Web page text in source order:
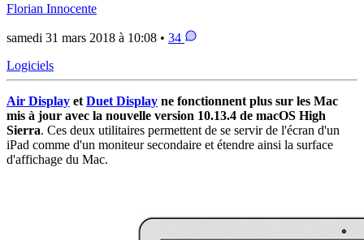
Florian Innocente
samedi 31 mars 2018 à 10:08 • 34
Logiciels
Air Display et Duet Display ne fonctionnent plus sur les Mac
mis à jour avec la nouvelle version 10.13.4 de macOS High
Sierra. Ces deux utilitaires permettent de se servir de l'écran d'un
iPad comme d'un moniteur secondaire et étendre ainsi la surface
d'affichage du Mac.